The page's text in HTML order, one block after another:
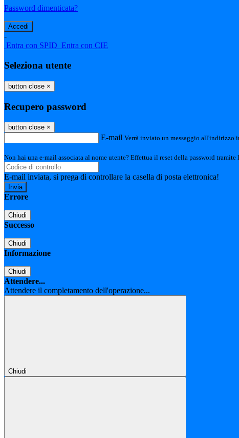
Password dimenticata?
-
Entra con SPID Entra con CIE
Seleziona utente
button close ×
Recupero password
button close ×
E-mail Verrà inviato un messaggio all'indirizzo
Non hai una e-mail associata al nome utente? Effettua il reset della password tramite
E-mail inviata, si prega di controllare la casella di posta elettronica!
Errore
Chiudi
Successo
Chiudi
Informazione
Chiudi
Attendere...
Attendere il completamento dell'operazione...
Chiudi